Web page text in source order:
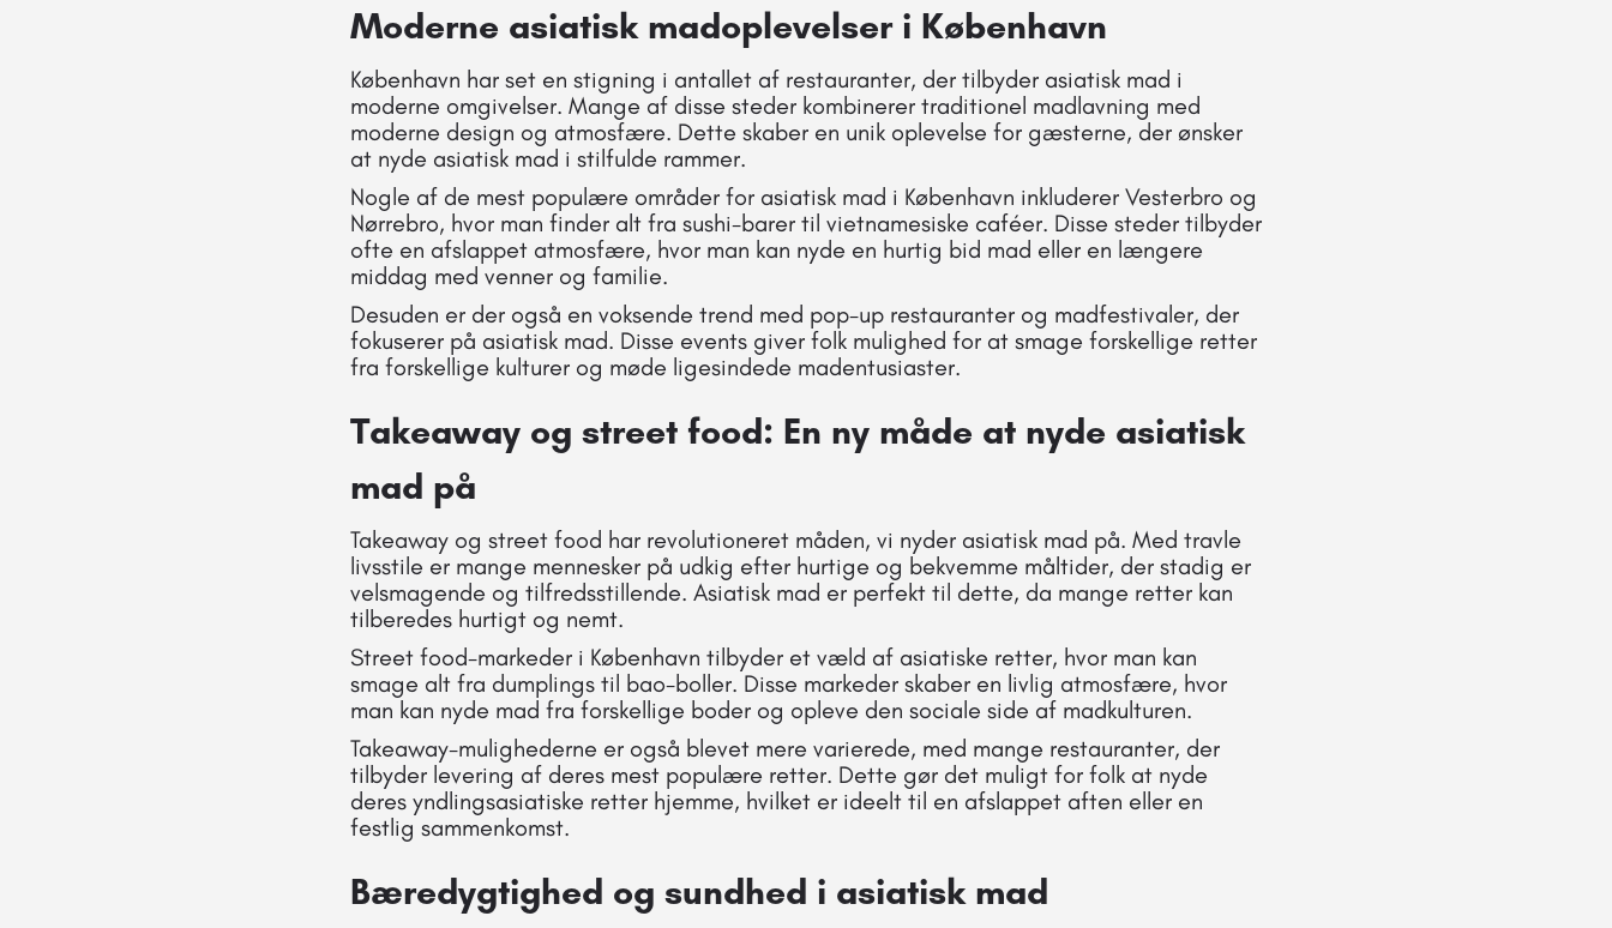
Moderne asiatisk madoplevelser i København
København har set en stigning i antallet af restauranter, der tilbyder asiatisk mad i
moderne omgivelser. Mange af disse steder kombinerer traditionel madlavning med
moderne design og atmosfære. Dette skaber en unik oplevelse for gæsterne, der ønsker
at nyde asiatisk mad i stilfulde rammer.
Nogle af de mest populære områder for asiatisk mad i København inkluderer Vesterbro og
Nørrebro, hvor man finder alt fra sushi-barer til vietnamesiske caféer. Disse steder tilbyder
ofte en afslappet atmosfære, hvor man kan nyde en hurtig bid mad eller en længere
middag med venner og familie.
Desuden er der også en voksende trend med pop-up restauranter og madfestivaler, der
fokuserer på asiatisk mad. Disse events giver folk mulighed for at smage forskellige retter
fra forskellige kulturer og møde ligesindede madentusiaster.
Takeaway og street food: En ny måde at nyde asiatisk
mad på
Takeaway og street food har revolutioneret måden, vi nyder asiatisk mad på. Med travle
livsstile er mange mennesker på udkig efter hurtige og bekvemme måltider, der stadig er
velsmagende og tilfredsstillende. Asiatisk mad er perfekt til dette, da mange retter kan
tilberedes hurtigt og nemt.
Street food-markeder i København tilbyder et væld af asiatiske retter, hvor man kan
smage alt fra dumplings til bao-boller. Disse markeder skaber en livlig atmosfære, hvor
man kan nyde mad fra forskellige boder og opleve den sociale side af madkulturen.
Takeaway-mulighederne er også blevet mere varierede, med mange restauranter, der
tilbyder levering af deres mest populære retter. Dette gør det muligt for folk at nyde
deres yndlingsasiatiske retter hjemme, hvilket er ideelt til en afslappet aften eller en
festlig sammenkomst.
Bæredygtighed og sundhed i asiatisk mad